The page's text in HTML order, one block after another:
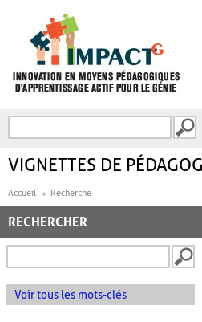
FORMULAIRE DE
VIGNETTES DE
Accueil Recherche
RECHERCHER
Voir tous les mots-clés